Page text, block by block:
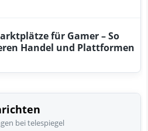
für Gamer – So
Handel und Plattformen
bei telespiegel